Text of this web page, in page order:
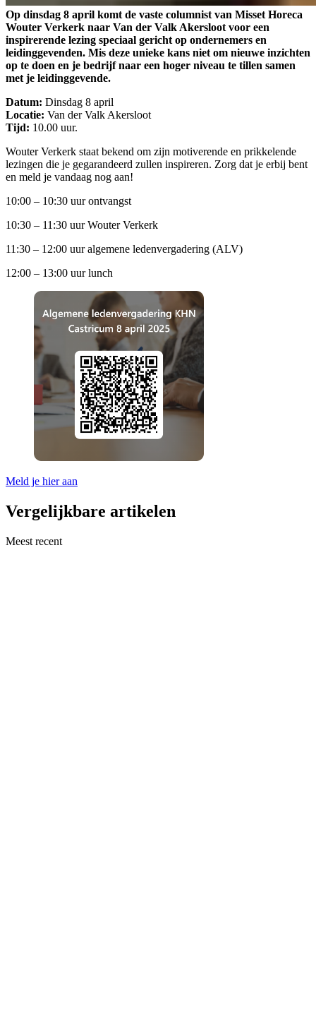
Op dinsdag 8 april komt de vaste columnist van Misset Horeca
Wouter Verkerk naar Van der Valk Akersloot voor een
inspirerende lezing speciaal gericht op ondernemers en
leidinggevenden. Mis deze unieke kans niet om nieuwe inzichten
op te doen en je bedrijf naar een hoger niveau te tillen samen
met je leidinggevende.
Datum: Dinsdag 8 april
Locatie: Van der Valk Akersloot
Tijd: 10.00 uur.
Wouter Verkerk staat bekend om zijn motiverende en prikkelende
lezingen die je gegarandeerd zullen inspireren. Zorg dat je erbij bent
en meld je vandaag nog aan!
10:00 – 10:30 uur ontvangst
10:30 – 11:30 uur Wouter Verkerk
11:30 – 12:00 uur algemene ledenvergadering (ALV)
12:00 – 13:00 uur lunch
Meld je hier aan
Vergelijkbare artikelen
Meest recent